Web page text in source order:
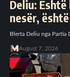
Deliu:
nesër,
Blerta Deliu nga Partia
August 7, 2026